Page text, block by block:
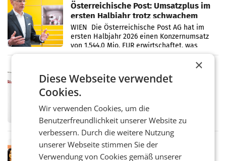
Österreichische Post: Umsatzplus im
ersten Halbjahr trotz schwachem
Briefgeschäft
WIEN Die Österreichische Post AG hat im
ersten Halbjahr 2026 einen Konzernumsatz
von 1.544,0 Mio. EUR erwirtschaftet, was
einem Plus von 3,8 Prozent gegenüber dem
ProSiebenSat.1 spart und macht
überraschend viel Gewinn
Fernsehkonzern ProSiebenSat.1 hat im
Frühjahr dank Kostensenkungen operativ
Markterwartung deutlich übertroffen.
RETAIL
Eine Bühne für Zirkularität: ARA und
×
Diese Webseite verwendet
Cookies.
Wir verwenden Cookies, um die
Benutzerfreundlichkeit unserer Website zu
verbessern. Durch die weitere Nutzung
unserer Webseite stimmen Sie der
Verwendung von Cookies gemäß unserer